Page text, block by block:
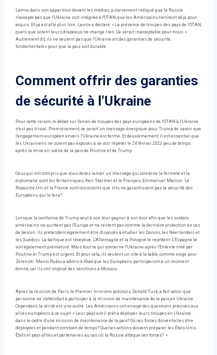
Lavrov, dans son apparition devant les médias, a clairement indiqué que la Russie
n'accepte pas que l'Ukraine soit intégrée à l'OTAN, que les Américains tiennent déjà pour
acquis. Et ça est allé plus loin. Lavrov a déclaré: « La présence de troupes des pays de l'OTAN,
quels que soient leurs drapeaux, ne change rien. Ce serait inacceptable pour nous. »
Autrement dit, ils ne veulent pas que l'Ukraine ait des garanties de sécurité,
fondamentales pour que la paix soit durable.
Comment offrir des garanties
de sécurité à l'Ukraine
Pour cette raison, le débat sur l'envoi de troupes des pays européens de l'OTAN à l'Ukraine
n'est pas trivial. Premièrement, ce serait un message énergique pour Trump de savoir que
l'engagement européen envers l'Ukraine est ferme. Et deuxièmement, il est essentiel que
les Ukrainiens ne soient pas exposés à se voir répéter le 24 février 2022 peu de temps
après la mise en scène de la paix de Poutine et de Trump.
Ceux qui ont compris que vous devez lancer un message qui combine la fermeté et la
diplomatie sont les Britanniques, Keir Starmer et le Français, Emmanuel Macron. Le
Royaume-Uni et la France sont conscients que s'ils ne garantissent pas la sécurité des
Européens, qui le fera?
Lorsque la confiance de Trump veut à son tour gagner à son tour afin que les soldats
américains ne quittent pas l'Europe et ne restent pas comme la dernière protection en cas
de besoin. Ils prétendent également être disposés à étudier les Danois, les Néerlandais et
les Suédois. La baltique est réceptive. L'Allemagne et la Pologne le rejettent. L'Espagne le
voit également prématuré. Mais tout ce qui concerne l'Ukraine après l'Entente créé par
Poutine et Trump est urgent. Et pour cela, ils veulent un site à la table, comme exigé pour
Zelenski. Marco Rubio a admis à Riad que les Européens participeront à un moment
donné, car ils ont imposé des sanctions à Moscou.
Après la réunion de Paris, le Premier ministre polonais, Donald Tusk, a fait valoir que
personne ne s'attendait à participer à la mission de maintenance de la paix en Ukraine.
Cependant, la vérité est une autre. Les Américains ont envoyé des questions précises aux
alliés européens à ce sujet: « Leur pays est-il prêt à déployer leurs troupes en Ukraine
dans le cadre d'une mission de maintenance de la paix? Où ces forces doivent-elles être
déployées et pendant combien de temps? Quelles actions doivent préparer les États-Unis
États et pays alliés et partenaires au cas où la Russie attaque ces forces? »